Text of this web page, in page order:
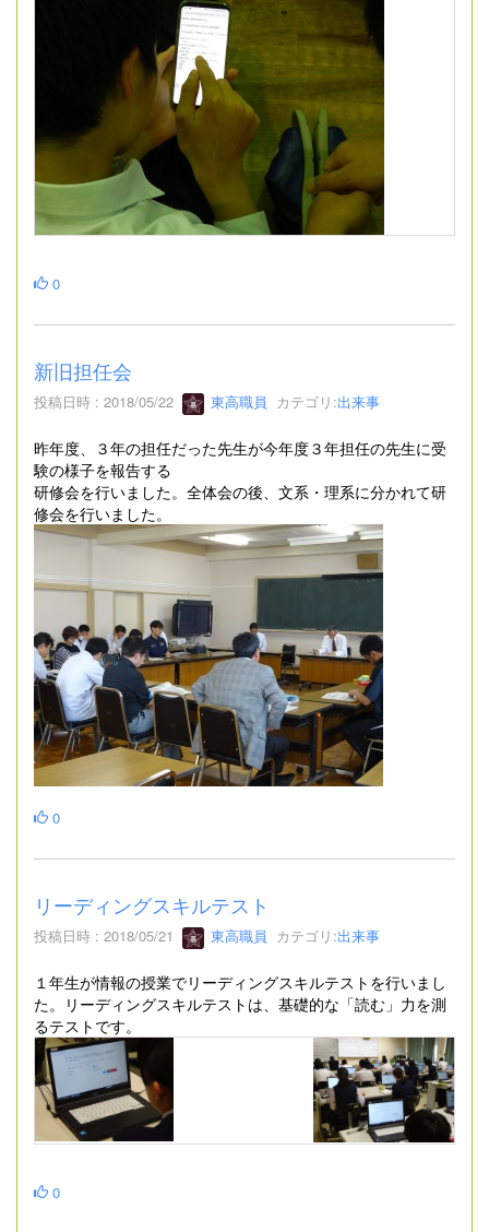
0
新旧担任会
投稿日時 : 2018/05/22 東高職員 カテゴリ:出来事
昨年度、３年の担任だった先生が今年度３年担任の先生に受
験の様子を報告する
研修会を行いました。全体会の後、文系・理系に分かれて研
修会を行いました。
0
リーディングスキルテスト
投稿日時 : 2018/05/21 東高職員 カテゴリ:出来事
１年生が情報の授業でリーディングスキルテストを行いまし
た。リーディングスキルテストは、基礎的な「読む」力を測
るテストです。
0